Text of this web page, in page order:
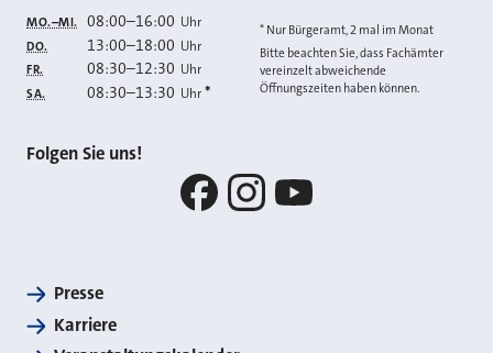
MO.–MI. 08:00–16:00 Uhr
DO. 13:00–18:00 Uhr
FR. 08:30–12:30 Uhr
SA. 08:30–13:30 Uhr *
* Nur Bürgeramt, 2 mal im Monat
Bitte beachten Sie, dass Fachämter
vereinzelt abweichende
Öffnungszeiten haben können.
Folgen Sie uns!
Presse
Karriere